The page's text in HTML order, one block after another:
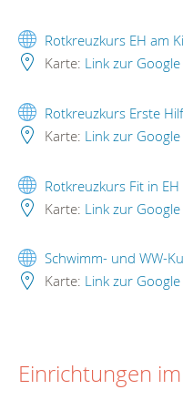
Rotkreuzkurs EH am
Karte: Link zur
Rotkreuzkurs Erste
Karte: Link zur
Rotkreuzkurs Fit in EH
Karte: Link zur
Schwimm- und WW-
Karte: Link zur
Einrichtungen